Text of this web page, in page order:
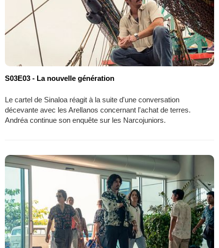
S03E03 - La nouvelle génération
Le cartel de Sinaloa réagit à la suite d'une conversation
décevante avec les Arellanos concernant l'achat de terres.
Andréa continue son enquête sur les Narcojuniors.